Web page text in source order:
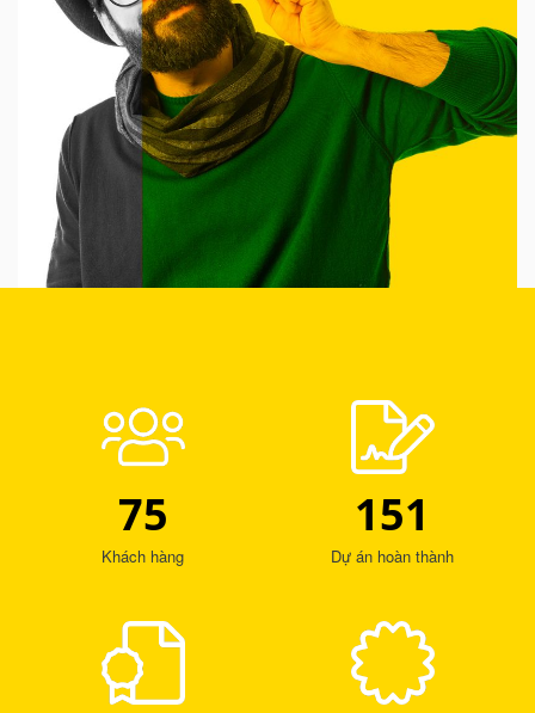
75
Khách hàng
151
Dự án hoàn thành